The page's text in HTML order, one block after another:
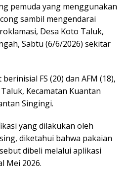
pemuda yang menggunakan
sambil mengendarai
Desa Koto Taluk,
Sabtu (6/6/2026) sekitar
FS (20) dan AFM (18),
Kecamatan Kuantan
Singingi.
yang dilakukan oleh
diketahui bahwa pakaian
dibeli melalui aplikasi
Mei 2026.